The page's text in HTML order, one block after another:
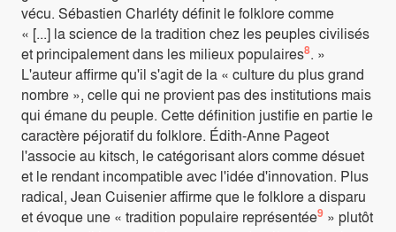
vécu. Sébastien Charléty définit le folklore comme
« [...] la science de la tradition chez les peuples civilisés
et principalement dans les milieux populaires8. »
L'auteur affirme qu'il s'agit de la « culture du plus grand
nombre », celle qui ne provient pas des institutions mais
qui émane du peuple. Cette définition justifie en partie le
caractère péjoratif du folklore. Édith-Anne Pageot
l'associe au kitsch, le catégorisant alors comme désuet
et le rendant incompatible avec l'idée d'innovation. Plus
radical, Jean Cuisenier affirme que le folklore a disparu
et évoque une « tradition populaire représentée9 » plutôt